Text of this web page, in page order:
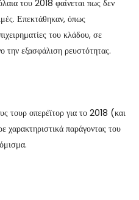
του 2018 φαίνεται πως δεν
Επεκτάθηκαν, όπως
του κλάδου, σε
την εξασφάλιση ρευστότητας.
τουρ οπερέϊτορ για το 2018 (και
χαρακτηριστικά παράγοντας του